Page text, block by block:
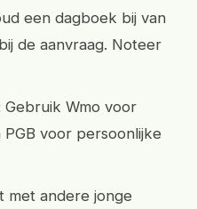
een dagboek bij van
de aanvraag. Noteer
Gebruik Wmo voor
voor persoonlijke
met andere jonge